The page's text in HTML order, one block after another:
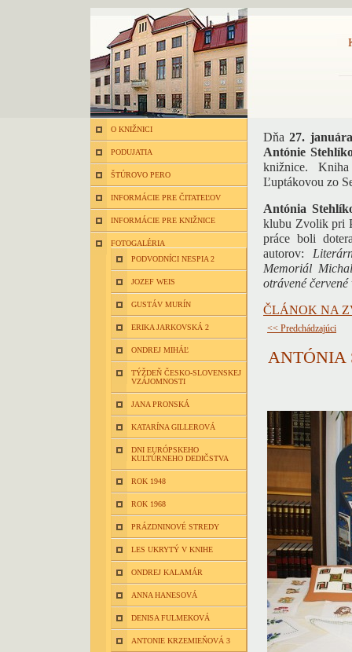
O KNIŽNICI
PODUJATIA
ŠTÚROVO PERO
INFORMÁCIE PRE ČITATEĽOV
INFORMÁCIE PRE KNIŽNICE
FOTOGALÉRIA
PODVODNÍCI NESPIA 2
JOZEF WEIS
GUSTÁV MURÍN
ERIKA JARKOVSKÁ 2
ONDREJ MIHÁĽ
TÝŽDEŇ ČESKO-SLOVENSKEJ
VZÁJOMNOSTI
JANA PRONSKÁ
KATARÍNA GILLEROVÁ
DNI EURÓPSKEHO
KULTÚRNEHO DEDIČSTVA
ROK 1948
ROK 1968
PRÁZDNINOVÉ STREDY
LES UKRYTÝ V KNIHE
ONDREJ KALAMÁR
ANNA HANESOVÁ
DENISA FULMEKOVÁ
ANTONIE KRZEMIEŇOVÁ 3
Dňa27.
Antónie
knižnice.
Ľuptákovou zo
Antónia
klubu Zvolik pri
práce boli
autorov:
Memoriál
otrávené
ČLÁNOK NA
<< Predchádzajúci
ANTÓNIA